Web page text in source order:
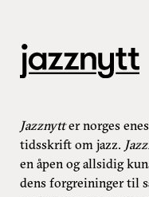
Jazznytter norges
tidsskrift om jazz.
en åpen og allsidig
dens forgreininger til